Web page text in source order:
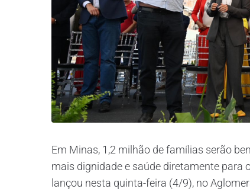
Em Minas, 1,2 milhão de famílias serão
mais dignidade e saúde diretamente para
lançou nesta quinta-feira (4/9), no